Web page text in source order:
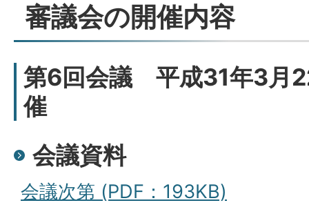
審議会の開催内容
第6回会議 平成31年3月
催
会議資料
会議次第 (PDF：193KB)